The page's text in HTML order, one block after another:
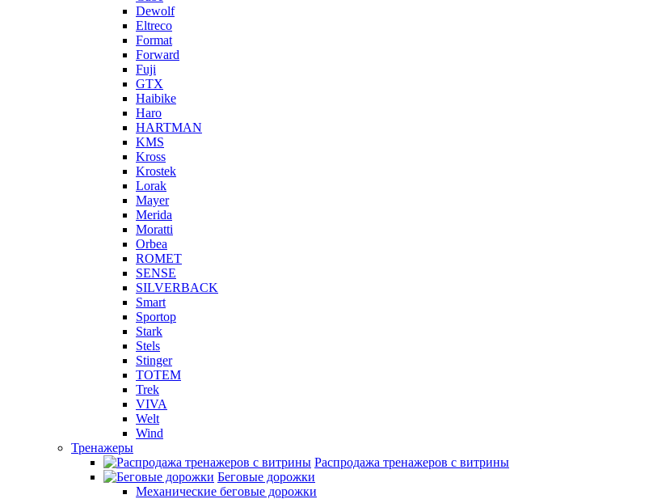
Dewolf
Eltreco
Format
Forward
Fuji
GTX
Haibike
Haro
HARTMAN
KMS
Kross
Krostek
Lorak
Mayer
Merida
Moratti
Orbea
ROMET
SENSE
SILVERBACK
Smart
Sportop
Stark
Stels
Stinger
TOTEM
Trek
VIVA
Welt
Wind
Тренажеры
Распродажа тренажеров с витрины
Беговые дорожки
Механические беговые дорожки